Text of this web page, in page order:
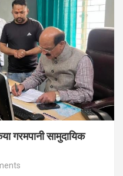
गरमपानी सामुदायिक